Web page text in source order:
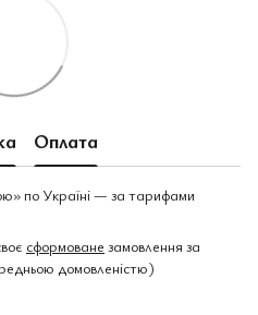
Оплата
по Україні — за тарифами
сформоване замовлення за
домовленістю)